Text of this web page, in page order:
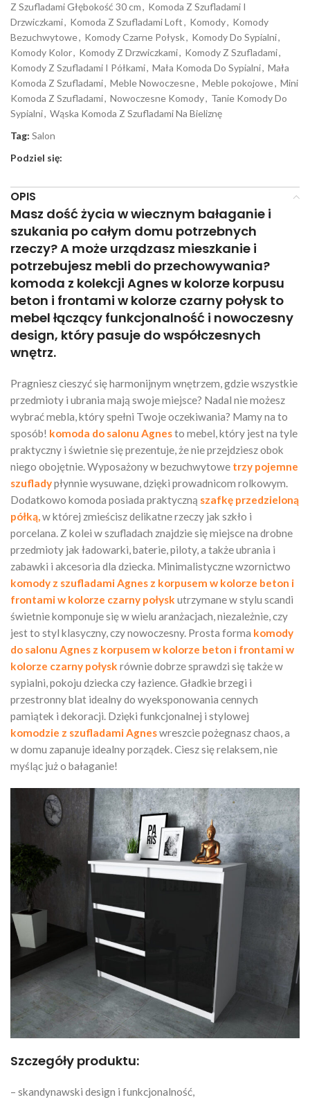
Z Szufladami Głębokość 30 cm, Komoda Z Szufladami I
Drzwiczkami, Komoda Z Szufladami Loft, Komody, Komody
Bezuchwytowe, Komody Czarne Połysk, Komody Do Sypialni,
Komody Kolor, Komody Z Drzwiczkami, Komody Z Szufladami,
Komody Z Szufladami I Półkami, Mała Komoda Do Sypialni, Mała
Komoda Z Szufladami, Meble Nowoczesne, Meble pokojowe, Mini
Komoda Z Szufladami, Nowoczesne Komody, Tanie Komody Do
Sypialni, Wąska Komoda Z Szufladami Na Bieliznę
Tag: Salon
Podziel się:
OPIS
Masz dość życia w wiecznym bałaganie i
szukania po całym domu potrzebnych
rzeczy? A może urządzasz mieszkanie i
potrzebujesz mebli do przechowywania?
komoda z kolekcji Agnes w kolorze korpusu
beton i frontami w kolorze czarny połysk to
mebel łączący funkcjonalność i nowoczesny
design, który pasuje do współczesnych
wnętrz.
Pragniesz cieszyć się harmonijnym wnętrzem, gdzie wszystkie
przedmioty i ubrania mają swoje miejsce? Nadal nie możesz
wybrać mebla, który spełni Twoje oczekiwania? Mamy na to
sposób! komoda do salonu Agnesto mebel, który jest na tyle
praktyczny i świetnie się prezentuje, że nie przejdziesz obok
niego obojętnie. Wyposażony w bezuchwytowe trzy pojemne
szufladypłynnie wysuwane, dzięki prowadnicom rolkowym.
Dodatkowo komoda posiada praktyczną szafkę przedzieloną
półką,w której zmieścisz delikatne rzeczy jak szkło i
porcelana. Z kolei w szufladach znajdzie się miejsce na drobne
przedmioty jak ładowarki, baterie, piloty, a także ubrania i
zabawki i akcesoria dla dziecka. Minimalistyczne wzornictwo
komody z szufladami Agnes z korpusem w kolorze beton i
frontami w kolorze czarny połysk utrzymane w stylu scandi
świetnie komponuje się w wielu aranżacjach, niezależnie, czy
jest to styl klasyczny, czy nowoczesny. Prosta forma komody
do salonu Agnes z korpusem w kolorze beton i frontami w
kolorze czarny połysk równie dobrze sprawdzi się także w
sypialni, pokoju dziecka czy łazience. Gładkie brzegi i
przestronny blat idealny do wyeksponowania cennych
pamiątek i dekoracji. Dzięki funkcjonalnej i stylowej
komodzie z szufladami Agneswreszcie pożegnasz chaos, a
w domu zapanuje idealny porządek. Ciesz się relaksem, nie
myśląc już o bałaganie!
Szczegóły produktu:
– skandynawski design i funkcjonalność,